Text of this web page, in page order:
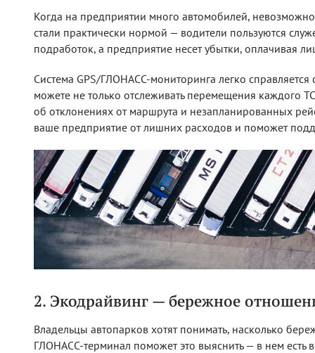
Когда на предприятии много автомобилей,
стали практически нормой — водители пользуются
подработок, а предприятие несет убытки, оплачивая
Система GPS/ГЛОНАСС-мониторинга легко
можете не только отслеживать перемещения каждого
об отклонениях от маршрута и незапланированных
ваше предприятие от лишних расходов и поможет
2. Экодрайвинг — бережное
Владельцы автопарков хотят понимать, насколько
ГЛОНАСС-терминал поможет это выяснить — в нем есть